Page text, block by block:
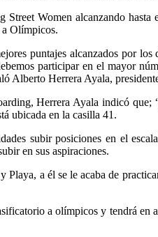
Women alcanzando
a Olímpicos.
puntajes alcanzados por
participar en el mayor
Alberto Herrera Ayala,
Herrera Ayala indicó
ubicada en la casilla 41.
subir posiciones en el
en sus aspiraciones.
a él se le acaba de
a olímpicos y tendrá en